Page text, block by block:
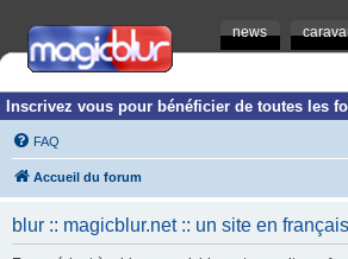
news
Inscrivez vous pour bénéficier de toutes les
FAQ
Accueil du forum
blur :: magicblur.net :: un site en